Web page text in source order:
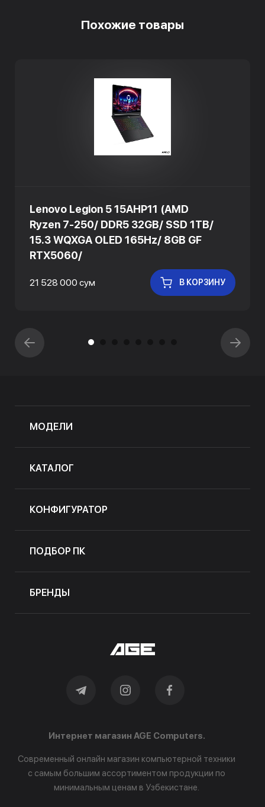
Похожие товары
Lenovo Legion 5 15AHP11 (AMD
Ryzen 7-250/ DDR5 32GB/ SSD 1TB/
15.3 WQXGA OLED 165Hz/ 8GB GF
RTX5060/
21 528 000 сум В КОРЗИНУ
МОДЕЛИ
КАТАЛОГ
КОНФИГУРАТОР
ПОДБОР ПК
БРЕНДЫ
Интернет магазин AGE Computers.
Современный онлайн магазин компьютерной техники
с самым большим ассортиментом продукции по
минимальным ценам в Узбекистане.